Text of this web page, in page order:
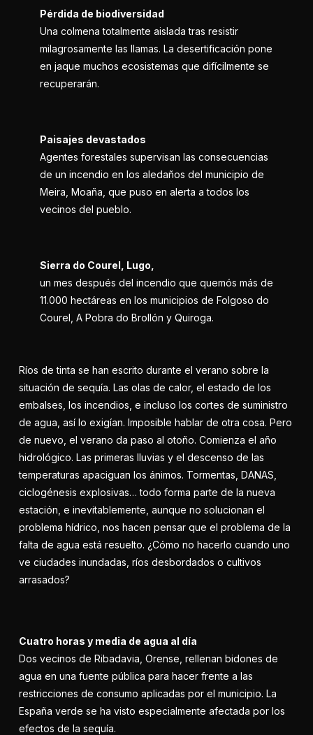
Pérdida de biodiversidad
Una colmena totalmente aislada tras resistir
milagrosamente las llamas. La desertificación pone
en jaque muchos ecosistemas que difícilmente se
recuperarán.
Paisajes devastados
Agentes forestales supervisan las consecuencias
de un incendio en los aledaños del municipio de
Meira, Moaña, que puso en alerta a todos los
vecinos del pueblo.
Sierra do Courel, Lugo,
un mes después del incendio que quemós más de
11.000 hectáreas en los municipios de Folgoso do
Courel, A Pobra do Brollón y Quiroga.
Ríos de tinta se han escrito durante el verano sobre la
situación de sequía. Las olas de calor, el estado de los
embalses, los incendios, e incluso los cortes de suministro
de agua, así lo exigían. Imposible hablar de otra cosa. Pero
de nuevo, el verano da paso al otoño. Comienza el año
hidrológico. Las primeras lluvias y el descenso de las
temperaturas apaciguan los ánimos. Tormentas, DANAS,
ciclogénesis explosivas… todo forma parte de la nueva
estación, e inevitablemente, aunque no solucionan el
problema hídrico, nos hacen pensar que el problema de la
falta de agua está resuelto. ¿Cómo no hacerlo cuando uno
ve ciudades inundadas, ríos desbordados o cultivos
arrasados?
Cuatro horas y media de agua al día
Dos vecinos de Ribadavia, Orense, rellenan bidones de
agua en una fuente pública para hacer frente a las
restricciones de consumo aplicadas por el municipio. La
España verde se ha visto especialmente afectada por los
efectos de la sequía.